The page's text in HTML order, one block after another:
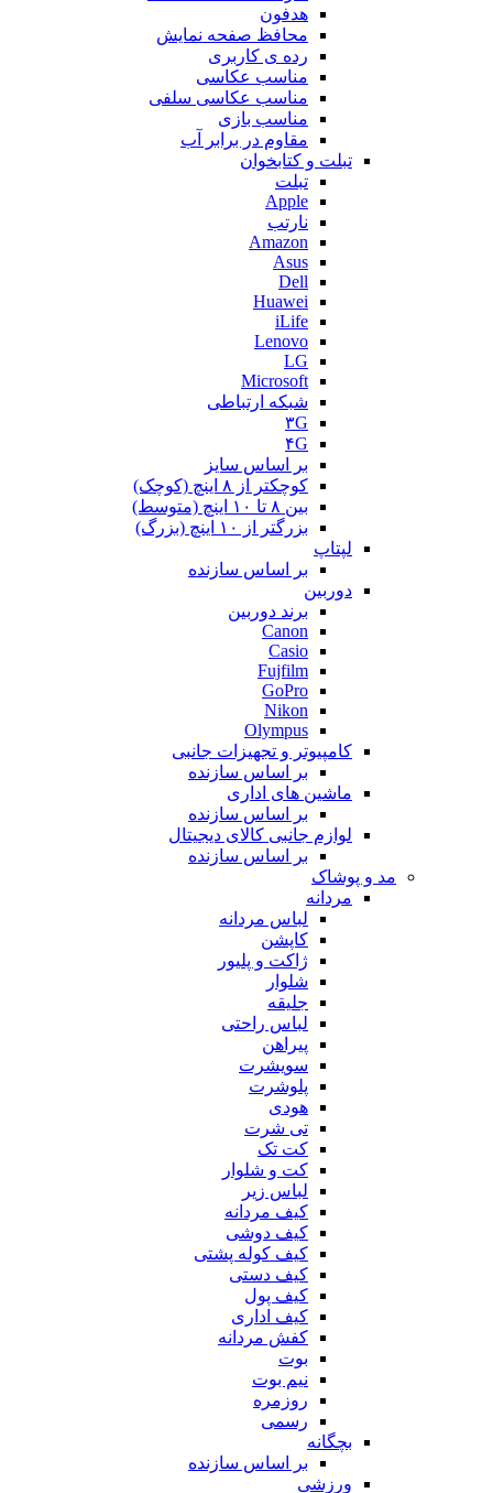
هدفون
محافظ صفحه نمایش
رده ی کاربری
مناسب عکاسی
مناسب عکاسی سلفی
مناسب بازی
مقاوم در برابر آب
تبلت و کتابخوان
تبلت
Apple
نارتب
Amazon
Asus
Dell
Huawei
iLife
Lenovo
LG
Microsoft
شبکه ارتباطی
۳G
۴G
بر اساس سایز
کوچکتر از ۸ اینچ (کوچک)
بین ۸ تا ۱۰ اینچ (متوسط)
بزرگتر از ۱۰ اینچ (بزرگ)
لپتاپ
بر اساس سازنده
دوربین
برند دوربین
Canon
Casio
Fujfilm
GoPro
Nikon
Olympus
کامپیوتر و تجهیزات جانبی
بر اساس سازنده
ماشین های اداری
بر اساس سازنده
لوازم جانبی کالای دیجیتال
بر اساس سازنده
مد و پوشاک
مردانه
لباس مردانه
کاپشن
ژاکت و پلیور
شلوار
جلیقه
لباس راحتی
پیراهن
سویشرت
پلوشرت
هودی
تی شرت
کت تک
کت و شلوار
لباس زیر
کیف مردانه
کیف دوشی
کیف کوله پشتی
کیف دستی
کیف پول
کیف اداری
کفش مردانه
بوت
نیم بوت
روزمره
رسمی
بچگانه
بر اساس سازنده
ورزشی